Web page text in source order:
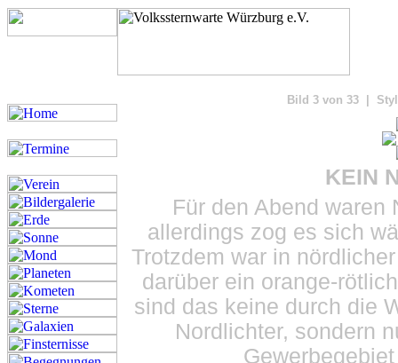
Bild 3 von 33 |
KEIN
Für den Abend waren
allerdings zog es sich
Trotzdem war in
darüber ein orange-
sind das keine durch die
Nordlichter, sondern